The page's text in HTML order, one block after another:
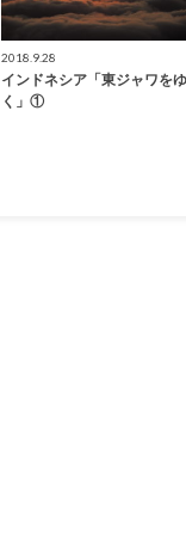
2018.9.28
インドネシア「東ジャワをゆ
く」①